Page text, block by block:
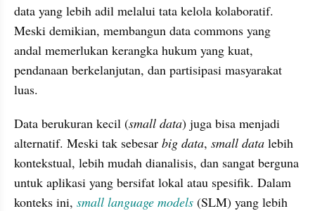
data yang lebih adil melalui tata kelola kolaboratif.
Meski demikian, membangun data commons yang
andal memerlukan kerangka hukum yang kuat,
pendanaan berkelanjutan, dan partisipasi masyarakat
luas.
Data berukuran kecil (small data) juga bisa menjadi
alternatif. Meski tak sebesar big data, small data lebih
kontekstual, lebih mudah dianalisis, dan sangat berguna
untuk aplikasi yang bersifat lokal atau spesifik. Dalam
konteks ini, small language models (SLM) yang lebih